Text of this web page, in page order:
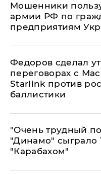
Мошенники
армии РФ по
предприятиям
Федоров сделал
переговорах с
Starlink против
баллистики
"Очень трудный
"Динамо" сыграло
"Карабахом"